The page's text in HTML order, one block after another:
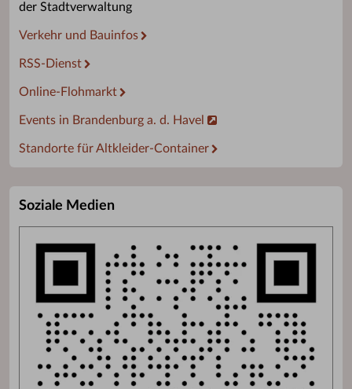
der Stadtverwaltung
Verkehr und Bauinfos
RSS-Dienst
Online-Flohmarkt
Events in Brandenburg a. d. Havel
Standorte für Altkleider-Container
Soziale Medien